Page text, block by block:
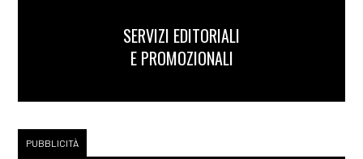
SERVIZI EDITORIALI
E PROMOZIONALI
PUBBLICITÀ